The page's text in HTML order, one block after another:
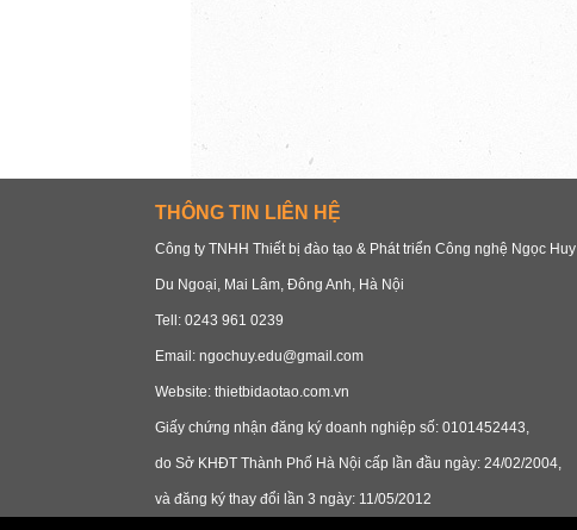
THÔNG TIN LIÊN HỆ
Công ty TNHH Thiết bị đào tạo & Phát triển Công nghệ Ngọc Huy
Du Ngoại, Mai Lâm, Đông Anh, Hà Nội
Tell: 0243 961 0239
Email: ngochuy.edu@gmail.com
Website: thietbidaotao.com.vn
Giấy chứng nhận đăng ký doanh nghiệp số: 0101452443,
do Sở KHĐT Thành Phố Hà Nội cấp lần đầu ngày: 24/02/2004,
và đăng ký thay đổi lần 3 ngày: 11/05/2012